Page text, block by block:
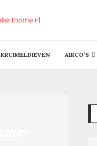
KRUIMELDIEVEN AIRCO’S